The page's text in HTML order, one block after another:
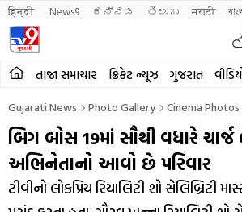
हिन्दी News9 ಕನ್ನಡ తెలుగు मराठी
તાજા સમાચાર ક્રિકેટ ન્યૂઝ ગુજરાત
Gujarati News Photo Gallery Cinema Photos
બિગ બોસ 19માં સૌથી વધારે
અભિનેતાનો આવો છે પરિવાર
ટીવીનો લોકપ્રિય રિયાલિટી શો સેલિબ્રિટી